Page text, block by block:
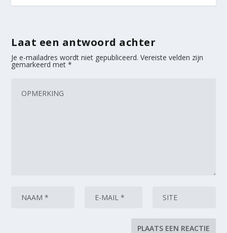
Laat een antwoord achter
Je e-mailadres wordt niet gepubliceerd. Vereiste velden zijn
gemarkeerd met*